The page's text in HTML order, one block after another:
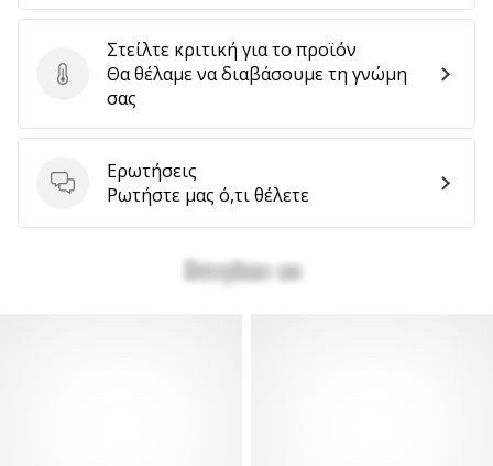
Στείλτε κριτική για το προϊόν
Στείλτε κριτική για το προϊόν
Θα θέλαμε να διαβάσουμε τη γνώμη
σας
Ερωτήσεις
Ερωτήσεις
Ρωτήστε μας ό,τι θέλετε